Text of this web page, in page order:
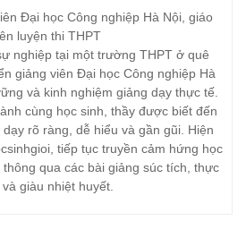
Đại học Công nghiệp Hà Nội, giáo
luyện thi THPT
nghiệp tại một trường THPT ở quê
giảng viên Đại học Công nghiệp Hà
và kinh nghiệm giảng dạy thực tế.
cùng học sinh, thầy được biết đến
rõ ràng, dễ hiểu và gần gũi. Hiện
tiếp tục truyền cảm hứng học
qua các bài giảng súc tích, thực
giàu nhiệt huyết.